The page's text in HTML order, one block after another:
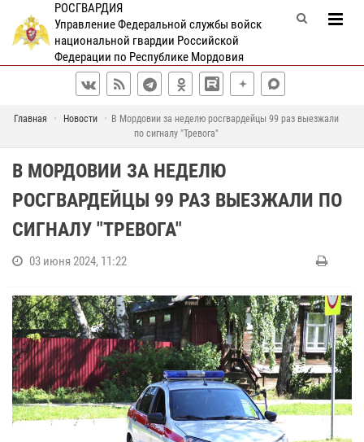
РОСГВАРДИЯ
Управление Федеральной службы войск
национальной гвардии Российской
Федерации по Республике Мордовия
Главная Новости
В Мордовии за неделю росгвардейцы 99 раз выезжали
по сигналу "Тревога"
В МОРДОВИИ ЗА НЕДЕЛЮ
РОСГВАРДЕЙЦЫ 99 РАЗ ВЫЕЗЖАЛИ ПО
СИГНАЛУ "ТРЕВОГА"
03 июня 2024, 11:22